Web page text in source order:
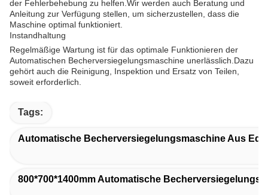
der Fehlerbehebung zu helfen.Wir werden auch Beratung und
Anleitung zur Verfügung stellen, um sicherzustellen, dass die
Maschine optimal funktioniert.
Instandhaltung
Regelmäßige Wartung ist für das optimale Funktionieren der
Automatischen Becherversiegelungsmaschine unerlässlich.Dazu
gehört auch die Reinigung, Inspektion und Ersatz von Teilen,
soweit erforderlich.
Tags:
Automatische Becherversiegelungsmaschine Aus
800*700*1400mm Automatische